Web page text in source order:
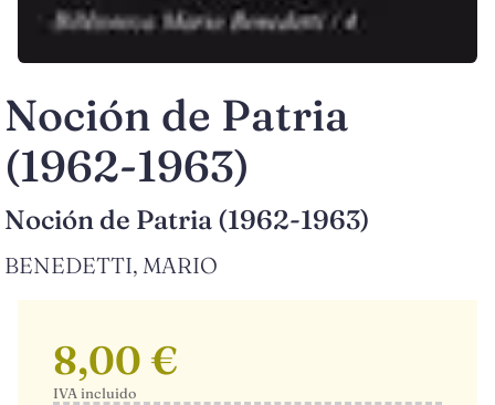
Noción de Patria
(1962-1963)
Noción de Patria (1962-1963)
BENEDETTI, MARIO
8,00 €
IVA incluido